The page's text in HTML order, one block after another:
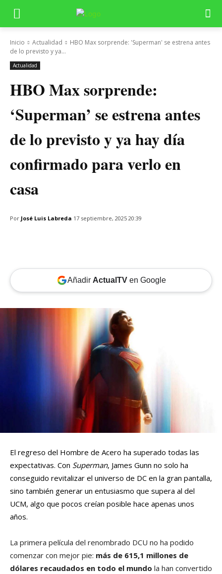
Inicio Actualidad
HBO Max sorprende: 'Superman' se estrena antes
de lo previsto y ya...
Actualidad
HBO Max sorprende:
‘Superman’ se estrena antes
de lo previsto y ya hay día
confirmado para verlo en
casa
Por José Luis Labreda 17 septiembre, 2025 20:39
Añadir ActualTVen Google
El regreso del Hombre de Acero ha superado todas las
expectativas. Con Superman, James Gunn no solo ha
conseguido revitalizar el universo de DC en la gran pantalla,
sino también generar un entusiasmo que supera al del
UCM, algo que pocos creían posible hace apenas unos
años.
La primera película del renombrado DCU no ha podido
comenzar con mejor pie: más de 615,1 millones de
dólares recaudados en todo el mundo la han convertido